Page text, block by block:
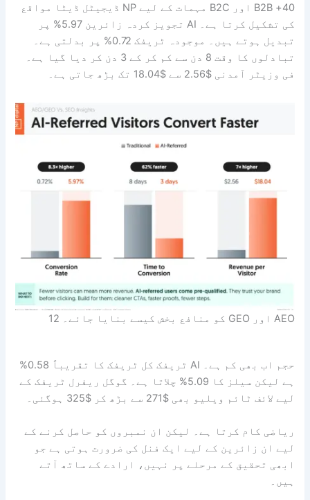
40+ B2B اور B2C مہمات کے لیے NP ڈیجیٹل ڈیٹا مواقع
کی تشکیل کرتا ہے۔ AI تجویز کردہ زائرین 5.97% پر
تبدیل ہوتے ہیں۔ موجودہ ٹریفک 0.72% پر بدلتی ہے۔
تبادلوں کا وقت 8 دن سے کم کر کے 3 دن کر دیا گیا ہے۔
فی وزیٹر آمدنی $2.56 سے $18.04 تک بڑھ جاتی ہے۔
AEO اور GEO کو منافع بخش کیسے بنایا جائے۔ 12
حجم اب بھی کم ہے۔ AI ٹریفک کل ٹریفک کا تقریباً 0.58%
ہے لیکن سیلز کا 5.09% چلاتا ہے۔ گوگل ریفرل ٹریفک کے
لیے لائف ٹائم ویلیو بھی $271 سے بڑھ کر $325 ہوگئی۔
ریاضی کام کرتا ہے۔ لیکن ان نمبروں کو حاصل کرنے کے
لیے ان زائرین کے لیے ایک فنل کی ضرورت ہوتی ہے جو
ابھی تحقیق کے مرحلے پر نہیں، ارادے کے ساتھ آتے
ہیں۔